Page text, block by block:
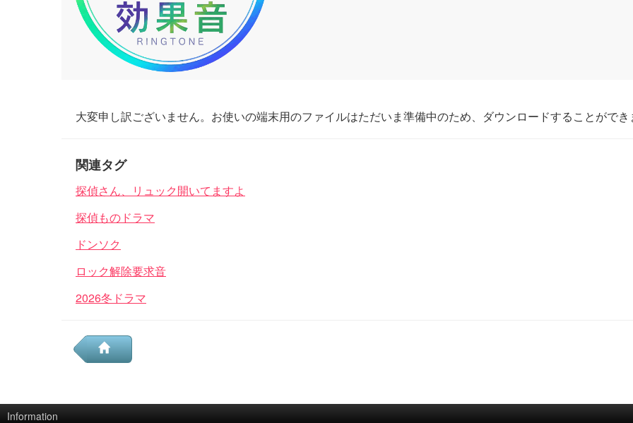
大変申し訳ございません。お使いの端末用のファイルはただいま準備中のため、ダウンロードすることがで
関連タグ
探偵さん、リュック開いてますよ
探偵ものドラマ
ドンソク
ロック解除要求音
2026冬ドラマ
Information